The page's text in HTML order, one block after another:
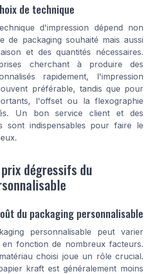
de technique
d'impression dépend non
de packaging souhaité mais aussi
et des quantités nécessaires.
cherchant à produire des
rapidement, l'impression
préférable, tandis que pour
l'offset ou la flexographie
Un bon service client et des
sont indispensables pour faire le
dégressifs du
du packaging personnalisable
personnalisable peut varier
en fonction de nombreux facteurs.
choisi joue un rôle crucial.
kraft est généralement moins